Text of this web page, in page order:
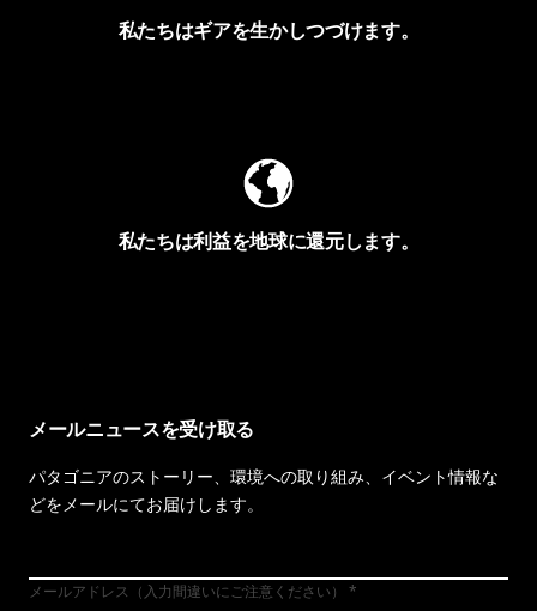
私たちはギアを生かしつづけます。
私たちは利益を地球に還元します。
メールニュースを受け取る
パタゴニアのストーリー、環境への取り組み、イベント情報な
どをメールにてお届けします。
メールアドレス（入力間違いにご注意ください）